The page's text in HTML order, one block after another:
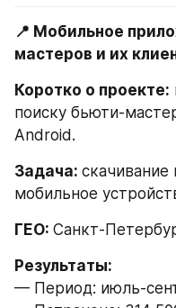
📍 Мобильное
мастеров и их
Коротко о проекте:
поиску бьюти-
Android.
Задача: скачивание
мобильное
ГЕО: Санкт-
— Период: июль-